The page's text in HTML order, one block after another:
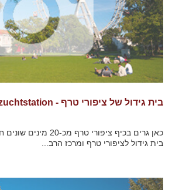
בית גידול של ציפורי טרף - Greifvogelzuchtstation
כאן גרים בכיף ציפורי
בית גידול לציפורי טרף ומרכז הרב...